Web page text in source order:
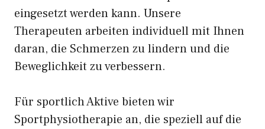
eingesetzt werden kann. Unsere
Therapeuten arbeiten individuell mit Ihnen
daran, die Schmerzen zu lindern und die
Beweglichkeit zu verbessern.
Für sportlich Aktive bieten wir
Sportphysiotherapie an, die speziell auf die